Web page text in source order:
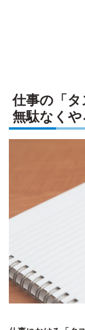
仕事の「
無駄なくや